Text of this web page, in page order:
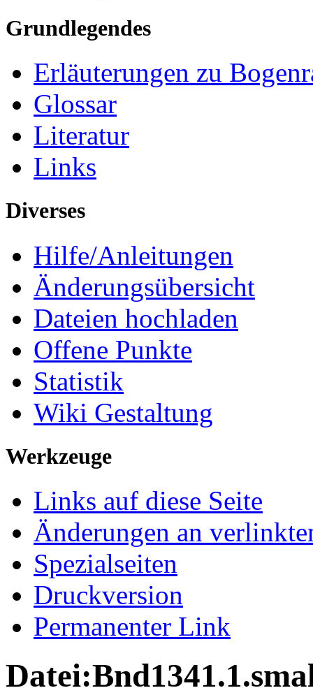
Grundlegendes
Erläuterungen zu
Glossar
Literatur
Links
Diverses
Hilfe/Anleitungen
Änderungsübersicht
Dateien hochladen
Offene Punkte
Statistik
Wiki Gestaltung
Werkzeuge
Links auf diese Seite
Änderungen an
Spezialseiten
Druckversion
Permanenter Link